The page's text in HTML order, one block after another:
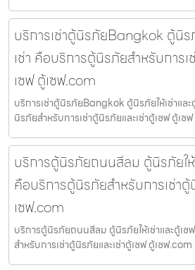
บริการเช่าตู้นิรภัยBangkok ตู้นิรภั
เช่า คือบริการตู้นิรภัยสำหรับการเ
เซฟ ตู้เซฟ.com
บริการเช่าตู้นิรภัยBangkok ตู้นิรภัยให้เช่าและ
นิรภัยสำหรับการเช่าตู้นิรภัยและเช่าตู้เซฟ ตู้เซฟ
บริการตู้นิรภัยถนนสีลม ตู้นิรภัยให้เ
คือบริการตู้นิรภัยสำหรับการเช่าตู้
เซฟ.com
บริการตู้นิรภัยถนนสีลม ตู้นิรภัยให้เช่าและตู้เซ
สำหรับการเช่าตู้นิรภัยและเช่าตู้เซฟ ตู้เซฟ.com